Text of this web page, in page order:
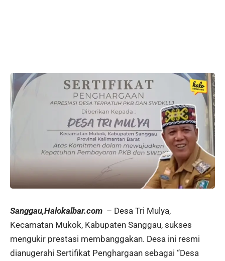
Sanggau,Halokalbar.com – Desa Tri Mulya,
Kecamatan Mukok, Kabupaten Sanggau, sukses
mengukir prestasi membanggakan. Desa ini resmi
dianugerahi Sertifikat Penghargaan sebagai “Desa